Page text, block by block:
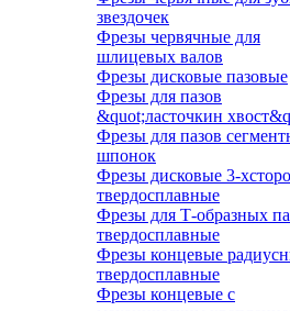
звездочек
Фрезы червячные для
шлицевых валов
Фрезы дисковые пазовые
Фрезы для пазов
&quot;ласточкин
Фрезы для пазов
шпонок
Фрезы дисковые 3-
твердосплавные
Фрезы для Т-образных
твердосплавные
Фрезы концевые
твердосплавные
Фрезы концевые с